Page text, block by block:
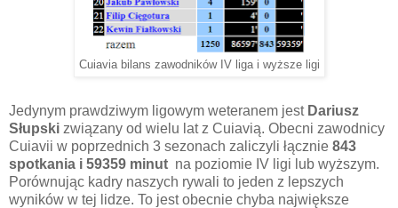
Cuiavia bilans zawodników IV liga i wyższe ligi
Jedynym prawdziwym ligowym weteranem jest Dariusz
Słupski związany od wielu lat z Cuiavią. Obecni zawodnicy
Cuiavii w poprzednich 3 sezonach zaliczyli łącznie 843
spotkania i 59359 minut na poziomie IV ligi lub wyższym.
Porównując kadry naszych rywali to jeden z lepszych
wyników w tej lidze. To jest obecnie chyba największe